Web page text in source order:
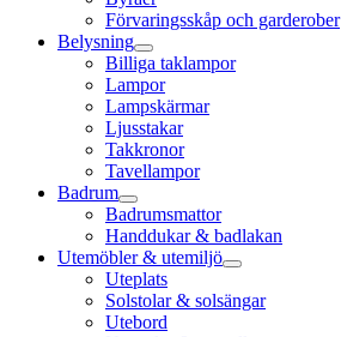
Förvaringsskåp och garderober
Belysning
Billiga taklampor
Lampor
Lampskärmar
Ljusstakar
Takkronor
Tavellampor
Badrum
Badrumsmattor
Handdukar & badlakan
Utemöbler & utemiljö
Uteplats
Solstolar & solsängar
Utebord